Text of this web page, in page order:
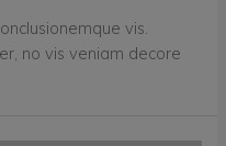
vis.
no vis veniam decore